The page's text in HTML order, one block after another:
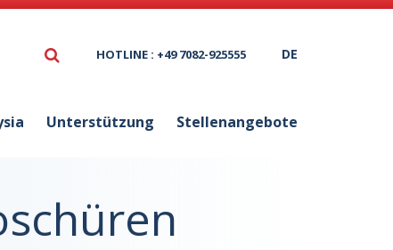
HOTLINE : +49 7082-925555 DE
Unterstützung Stellenangebote